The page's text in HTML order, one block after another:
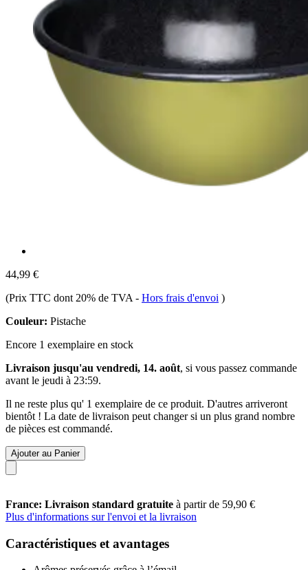
44,99 €
(Prix TTC dont 20% de TVA - Hors frais d'envoi )
Couleur: Pistache
Encore 1 exemplaire en stock
Livraison jusqu'au vendredi, 14. août, si vous passez commande
avant le jeudi à 23:59.
Il ne reste plus qu' 1 exemplaire de ce produit. D'autres arriveront
bientôt ! La date de livraison peut changer si un plus grand nombre
de pièces est commandé.
Ajouter au Panier
France: Livraison standard gratuite à partir de 59,90 €
Plus d'informations sur l'envoi et la livraison
Caractéristiques et avantages